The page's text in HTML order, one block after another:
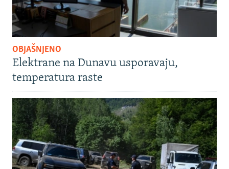
OBJAŠNJENO
Elektrane na Dunavu usporavaju,
temperatura raste